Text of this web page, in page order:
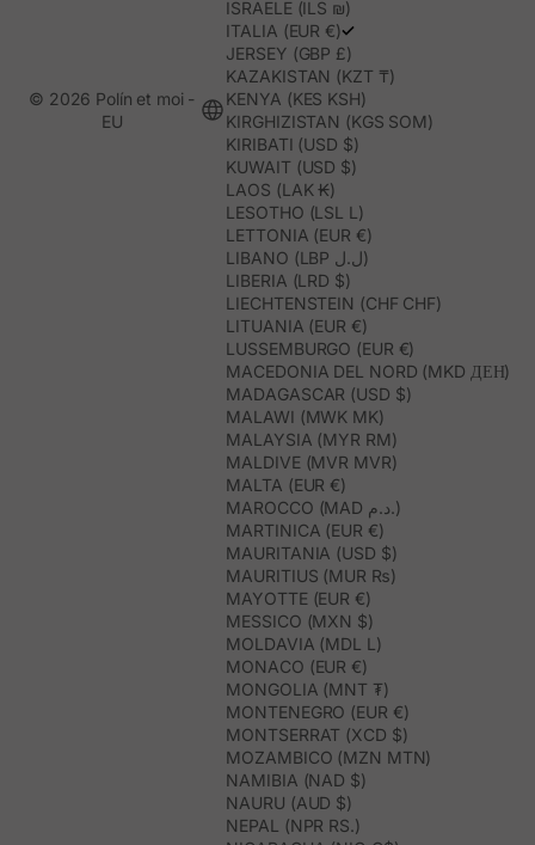
ISRAELE (ILS ₪)
ITALIA (EUR €)
JERSEY (GBP £)
KAZAKISTAN (KZT ₸)
KENYA (KES KSH)
KIRGHIZISTAN (KGS SOM)
KIRIBATI (USD $)
KUWAIT (USD $)
LAOS (LAK ₭)
LESOTHO (LSL L)
LETTONIA (EUR €)
LIBANO (LBP ل.ل)
LIBERIA (LRD $)
LIECHTENSTEIN (CHF CHF)
LITUANIA (EUR €)
LUSSEMBURGO (EUR €)
MACEDONIA DEL NORD (MKD ДЕН)
MADAGASCAR (USD $)
MALAWI (MWK MK)
MALAYSIA (MYR RM)
MALDIVE (MVR MVR)
MALTA (EUR €)
MAROCCO (MAD د.م.)
MARTINICA (EUR €)
MAURITANIA (USD $)
MAURITIUS (MUR ₨)
MAYOTTE (EUR €)
MESSICO (MXN $)
MOLDAVIA (MDL L)
MONACO (EUR €)
MONGOLIA (MNT ₮)
MONTENEGRO (EUR €)
MONTSERRAT (XCD $)
MOZAMBICO (MZN MTN)
NAMIBIA (NAD $)
NAURU (AUD $)
NEPAL (NPR RS.)
© 2026 Polín et moi -
EU